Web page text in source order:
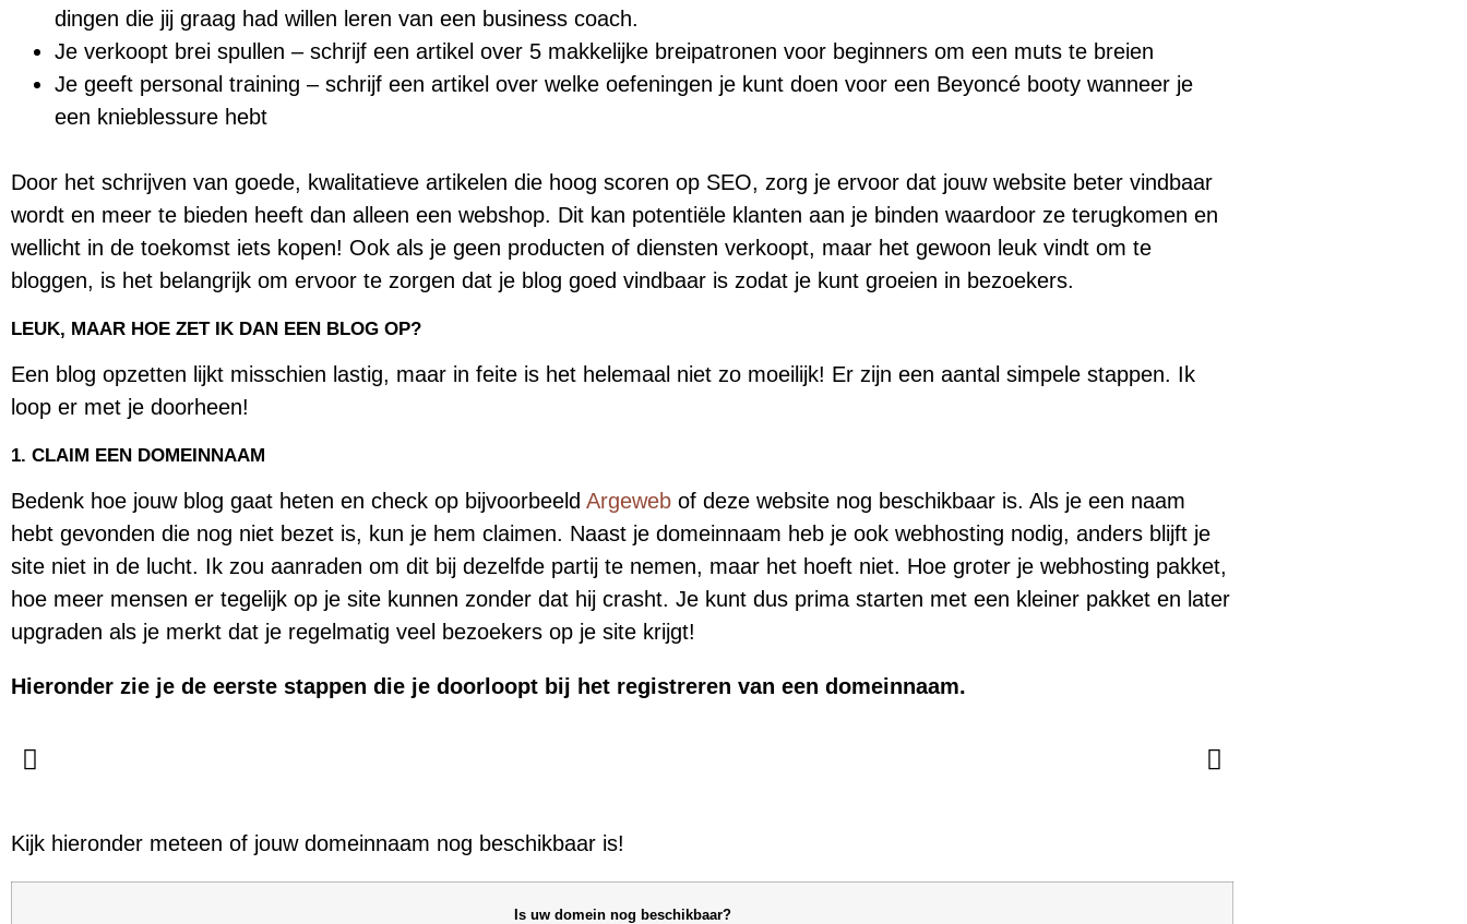
dingen die jij graag had willen leren van een business coach.
Je verkoopt brei spullen – schrijf een artikel over 5 makkelijke breipatronen voor beginners om een muts te breien
Je geeft personal training – schrijf een artikel over welke oefeningen je kunt doen voor een Beyoncé booty wanneer je
een knieblessure hebt
Door het schrijven van goede, kwalitatieve artikelen die hoog scoren op SEO, zorg je ervoor dat jouw website beter vindbaar
wordt en meer te bieden heeft dan alleen een webshop. Dit kan potentiële klanten aan je binden waardoor ze terugkomen en
wellicht in de toekomst iets kopen! Ook als je geen producten of diensten verkoopt, maar het gewoon leuk vindt om te
bloggen, is het belangrijk om ervoor te zorgen dat je blog goed vindbaar is zodat je kunt groeien in bezoekers.
LEUK, MAAR HOE ZET IK DAN EEN BLOG OP?
Een blog opzetten lijkt misschien lastig, maar in feite is het helemaal niet zo moeilijk! Er zijn een aantal simpele stappen. Ik
loop er met je doorheen!
1. CLAIM EEN DOMEINNAAM
Bedenk hoe jouw blog gaat heten en check op bijvoorbeeld Argeweb of deze website nog beschikbaar is. Als je een naam
hebt gevonden die nog niet bezet is, kun je hem claimen. Naast je domeinnaam heb je ook webhosting nodig, anders blijft je
site niet in de lucht. Ik zou aanraden om dit bij dezelfde partij te nemen, maar het hoeft niet. Hoe groter je webhosting pakket,
hoe meer mensen er tegelijk op je site kunnen zonder dat hij crasht. Je kunt dus prima starten met een kleiner pakket en later
upgraden als je merkt dat je regelmatig veel bezoekers op je site krijgt!
Hieronder zie je de eerste stappen die je doorloopt bij het registreren van een domeinnaam.
Kijk hieronder meteen of jouw domeinnaam nog beschikbaar is!
Is uw domein nog beschikbaar?